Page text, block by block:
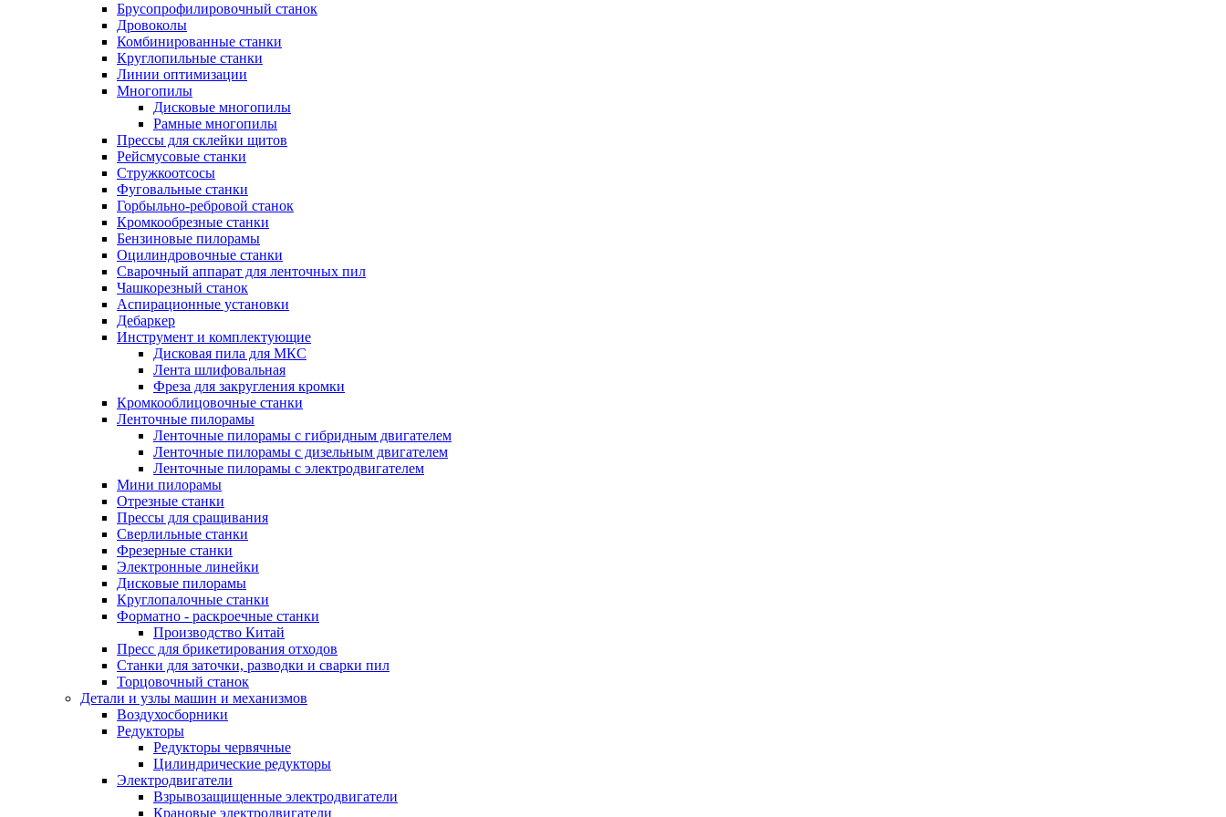
Брусопрофилировочный станок
Дровоколы
Комбинированные станки
Круглопильные станки
Линии оптимизации
Многопилы
Дисковые многопилы
Рамные многопилы
Прессы для склейки щитов
Рейсмусовые станки
Стружкоотсосы
Фуговальные станки
Горбыльно-ребровой станок
Кромкообрезные станки
Бензиновые пилорамы
Оцилиндровочные станки
Сварочный аппарат для ленточных пил
Чашкорезный станок
Аспирационные установки
Дебаркер
Инструмент и комплектующие
Дисковая пила для МКС
Лента шлифовальная
Фреза для закругления кромки
Кромкооблицовочные станки
Ленточные пилорамы
Ленточные пилорамы с гибридным двигателем
Ленточные пилорамы с дизельным двигателем
Ленточные пилорамы с электродвигателем
Мини пилорамы
Отрезные станки
Прессы для сращивания
Сверлильные станки
Фрезерные станки
Электронные линейки
Дисковые пилорамы
Круглопалочные станки
Форматно - раскроечные станки
Производство Китай
Пресс для брикетирования отходов
Станки для заточки, разводки и сварки пил
Торцовочный станок
Детали и узлы машин и механизмов
Воздухосборники
Редукторы
Редукторы червячные
Цилиндрические редукторы
Электродвигатели
Взрывозащищенные электродвигатели
Крановые электродвигатели